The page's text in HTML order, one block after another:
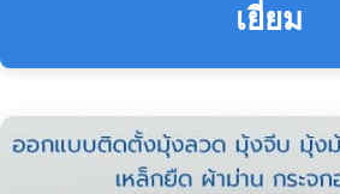
เยี่ยม